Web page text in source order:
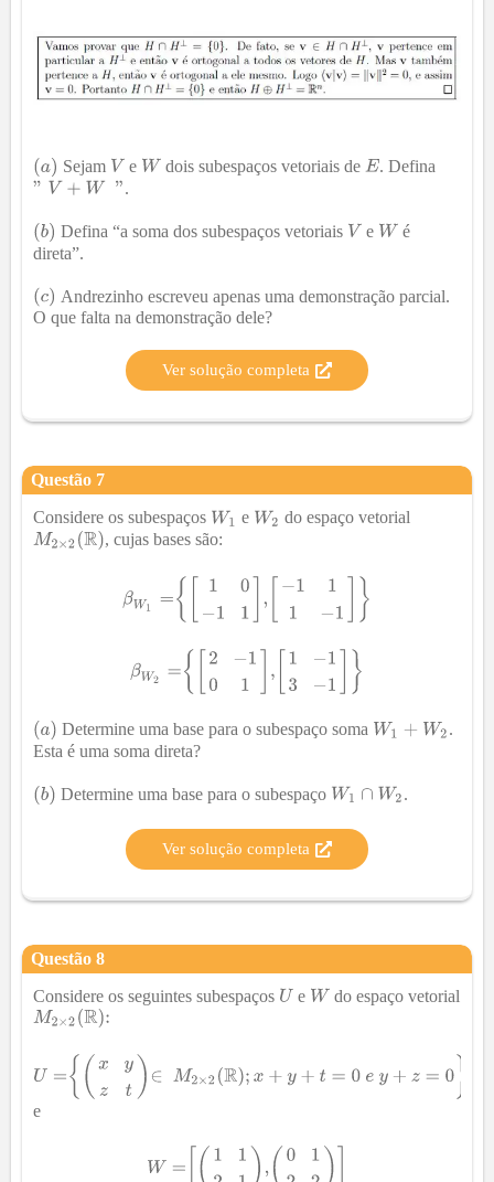
Sejam e dois subespaços vetoriais de
. Defina
.
Defina “a soma dos subespaços vetoriais e
é
direta”.
Andrezinho escreveu apenas uma demonstração parcial.
O que falta na demonstração dele?
Ver solução completa
Questão 7
Considere os subespaços
e
do espaço vetorial
, cujas bases são:
Determine uma base para o subespaço soma
.
Esta é uma soma direta?
Determine uma base para o subespaço .
Ver solução completa
Questão 8
Considere os seguintes subespaços
e do espaço vetorial
e